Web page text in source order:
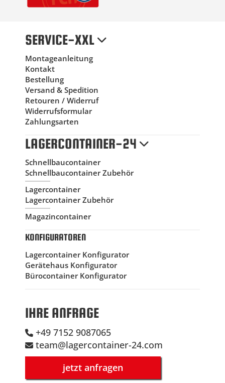
SERVICE-XXL
Montageanleitung
Kontakt
Bestellung
Versand & Spedition
Retouren / Widerruf
Widerrufsformular
Zahlungsarten
LAGERCONTAINER-24
Schnellbaucontainer
Schnellbaucontainer Zubehör
Lagercontainer
Lagercontainer Zubehör
Magazincontainer
KONFIGURATOREN
Lagercontainer Konfigurator
Gerätehaus Konfigurator
Bürocontainer Konfigurator
IHRE ANFRAGE
+49 7152 9087065
team@lagercontainer-24.com
jetzt anfragen